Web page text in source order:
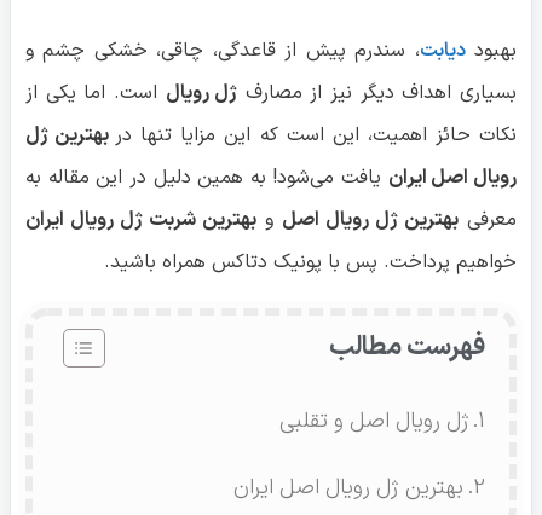
بهبوددیابت، سندرم پیش از قاعدگی، چاقی، خشکی چشم و
بسیاری اهداف دیگر نیز از مصارف ژل رویال است. اما یکی از
نکات حائز اهمیت، این است که این مزایا تنها در بهترین ژل
رویال اصل ایران یافت می‌شود! به همین دلیل در این مقاله به
معرفی بهترین ژل رویال اصل و بهترین شربت ژل رویال ایران
خواهیم پرداخت. پس با پونیک دتاکس همراه باشید.
فهرست مطالب
ژل رویال اصل و تقلبی
بهترین ژل رویال اصل ایران